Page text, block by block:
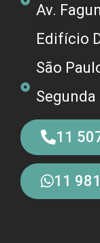
Av.
Edifício
São
Segunda
11
11